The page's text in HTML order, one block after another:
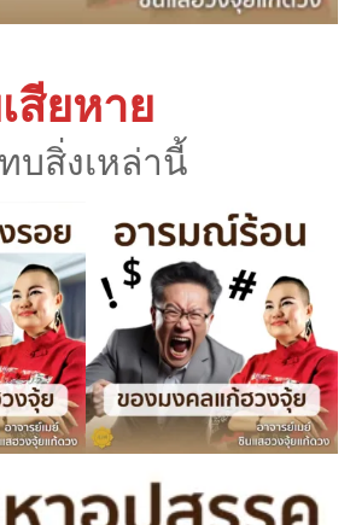
สียหาย
บสิ่งเหล่านี้